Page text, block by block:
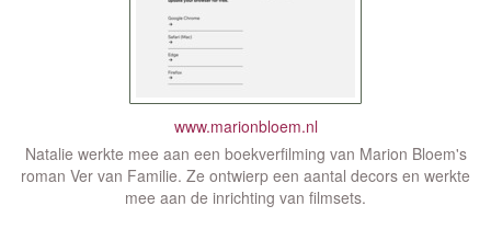
www.marionbloem.nl
Natalie werkte mee aan een boekverfilming van Marion Bloem's
roman Ver van Familie. Ze ontwierp een aantal decors en werkte
mee aan de inrichting van filmsets.